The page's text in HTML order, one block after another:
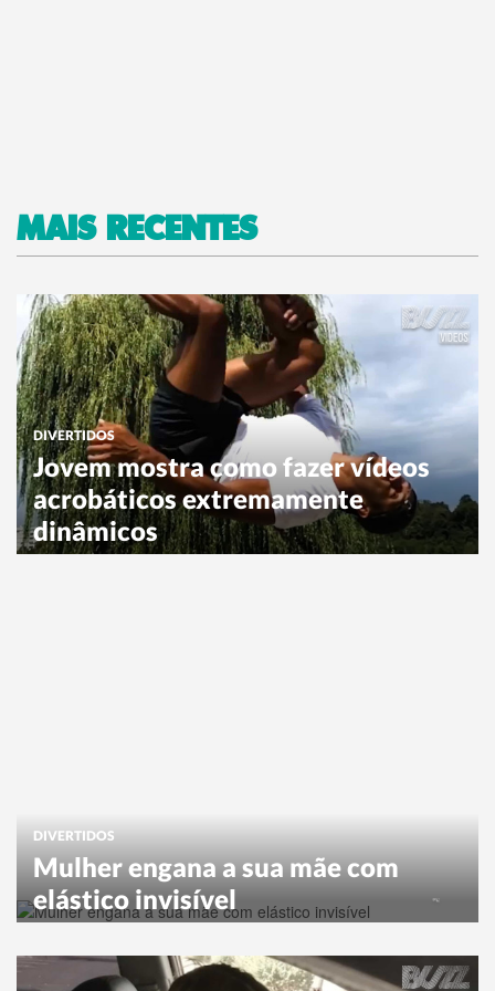
MAIS RECENTES
DIVERTIDOS
Jovem mostra como fazer vídeos
acrobáticos extremamente
dinâmicos
DIVERTIDOS
Mulher engana a sua mãe com
elástico invisível